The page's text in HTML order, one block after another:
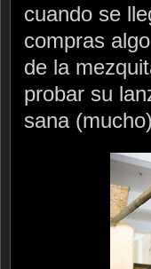
cuando se
compras
de la
probar su
sana